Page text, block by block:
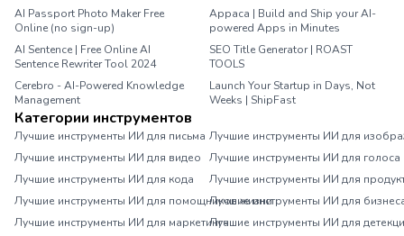
AI Passport Photo Maker Free
Online (no sign-up)
Appaca | Build and Ship your AI-
powered Apps in Minutes
AI Sentence | Free Online AI
Sentence Rewriter Tool 2024
SEO Title Generator | ROAST
TOOLS
Cerebro - AI-Powered Knowledge
Management
Launch Your Startup in Days, Not
Weeks | ShipFast
Категории инструментов
Лучшие инструменты ИИ для письма Лучшие инструменты ИИ для
Лучшие инструменты ИИ для видео
Лучшие инструменты ИИ для голоса
Лучшие инструменты ИИ для кода
Лучшие инструменты ИИ для
Лучшие инструменты ИИ для помощников жизниЛучшие инструменты ИИ для
Лучшие инструменты ИИ для маркетингаЛучшие инструменты ИИ для